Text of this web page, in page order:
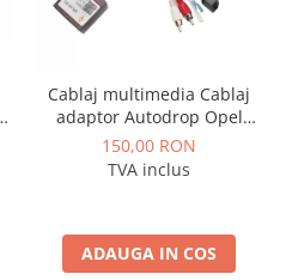
Cablaj multimedia Cablaj
adaptor Autodrop Opel
pentru Navigatii
multimedia Android
150,00 RON
TVA inclus
ADAUGA IN COS